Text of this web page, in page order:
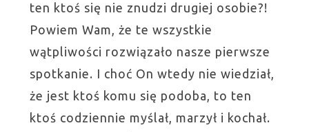
ten ktoś się nie znudzi drugiej osobie?!
Powiem Wam, że te wszystkie
wątpliwości rozwiązało nasze pierwsze
spotkanie. I choć On wtedy nie wiedział,
że jest ktoś komu się podoba, to ten
ktoś codziennie myślał, marzył i kochał.